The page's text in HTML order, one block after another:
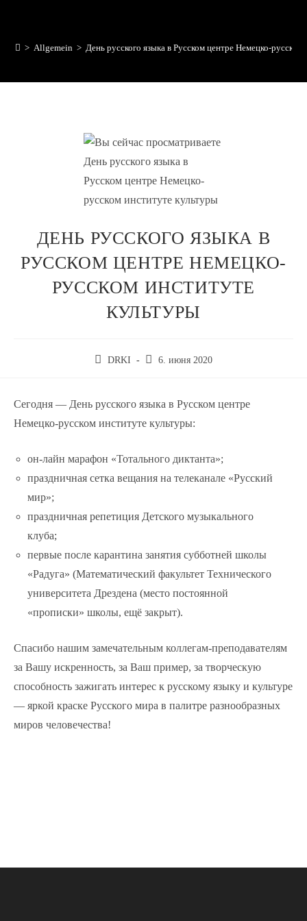
> Allgemein > День русского языка в Русском центре Немецко-русском
ДЕНЬ РУССКОГО ЯЗЫКА В
РУССКОМ ЦЕНТРЕ НЕМЕЦКО-
РУССКОМ ИНСТИТУТЕ
КУЛЬТУРЫ
DRKI 6. июня 2020
Сегодня — День русского языка в Русском центре
Немецко-русском институте культуры:
он-лайн марафон «Тотального диктанта»;
праздничная сетка вещания на телеканале «Русский
мир»;
праздничная репетиция Детского музыкального
клуба;
первые после карантина занятия субботней школы
«Радуга» (Математический факультет Технического
университета Дрездена (место постоянной
«прописки» школы, ещё закрыт).
Спасибо нашим замечательным коллегам-преподавателям
за Вашу искренность, за Ваш пример, за творческую
способность зажигать интерес к русскому языку и культуре
— яркой краске Русского мира в палитре разнообразных
миров человечества!